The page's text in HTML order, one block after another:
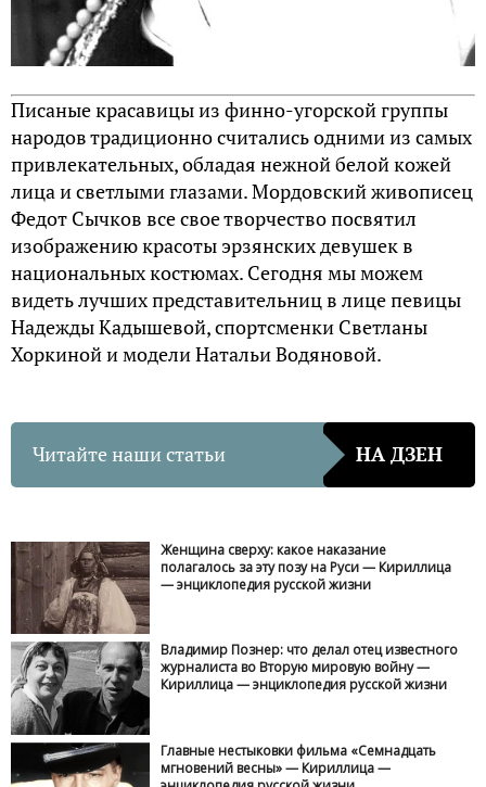
Писаные красавицы из финно-угорской группы
народов традиционно считались одними из самых
привлекательных, обладая нежной белой кожей
лица и светлыми глазами. Мордовский живописец
Федот Сычков все свое творчество посвятил
изображению красоты эрзянских девушек в
национальных костюмах. Сегодня мы можем
видеть лучших представительниц в лице певицы
Надежды Кадышевой, спортсменки Светланы
Хоркиной и модели Натальи Водяновой.
Читайте наши статьи НА ДЗЕН
Женщина сверху: какое наказание
полагалось за эту позу на Руси — Кириллица
— энциклопедия русской жизни
Владимир Познер: что делал отец известного
журналиста во Вторую мировую войну —
Кириллица — энциклопедия русской жизни
Главные нестыковки фильма «Семнадцать
мгновений весны» — Кириллица —